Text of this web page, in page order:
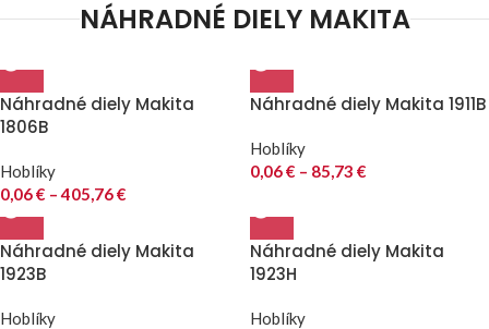
NÁHRADNÉ DIELY MAKITA
Náhradné diely Makita
1806B
Hoblíky
0,06€ – 405,76€
Náhradné diely Makita 1911B
Hoblíky
0,06€ – 85,73 €
Náhradné diely Makita
1923B
Hoblíky
Náhradné diely Makita
1923H
Hoblíky